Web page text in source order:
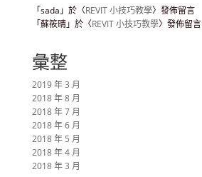
「sada 」於〈REVIT 小技巧教學〉發佈留言
「蘇筱晴」於〈REVIT 小技巧教學〉發佈留言
彙整
2019 年 3 月
2018 年 8 月
2018 年 7 月
2018 年 6 月
2018 年 5 月
2018 年 4 月
2018 年 3 月